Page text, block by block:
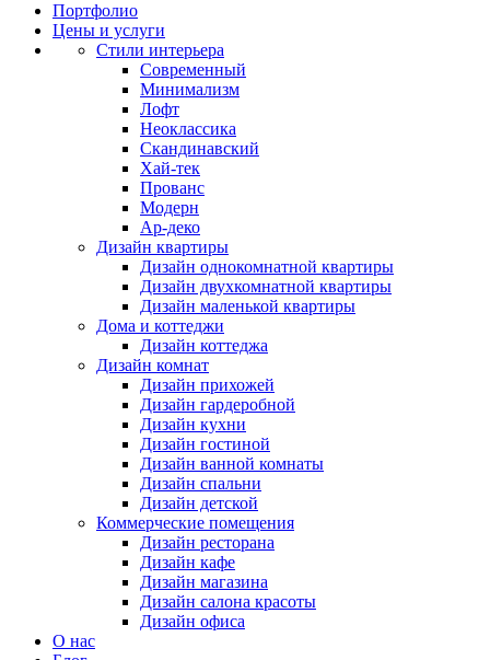
Портфолио
Цены и услуги
Стили интерьера
Современный
Минимализм
Лофт
Неоклассика
Скандинавский
Хай-тек
Прованс
Модерн
Ар-деко
Дизайн квартиры
Дизайн однокомнатной квартиры
Дизайн двухкомнатной квартиры
Дизайн маленькой квартиры
Дома и коттеджи
Дизайн коттеджа
Дизайн комнат
Дизайн прихожей
Дизайн гардеробной
Дизайн кухни
Дизайн гостиной
Дизайн ванной комнаты
Дизайн спальни
Дизайн детской
Коммерческие помещения
Дизайн ресторана
Дизайн кафе
Дизайн магазина
Дизайн салона красоты
Дизайн офиса
О нас